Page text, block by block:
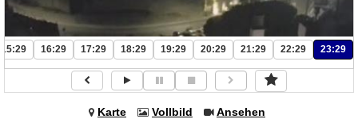
15:29 16:29 17:29 18:29 19:29 20:29 21:29 22:29 23:29
Karte Vollbild Ansehen